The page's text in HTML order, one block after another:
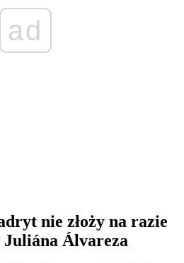
ad
nie złoży na razie
Álvareza